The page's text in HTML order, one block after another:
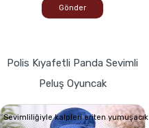
Gönder
Polis Kıyafetli Panda Sevimli
Peluş Oyuncak
Sevimliliğiyle kalpleri eriten yumuşacık